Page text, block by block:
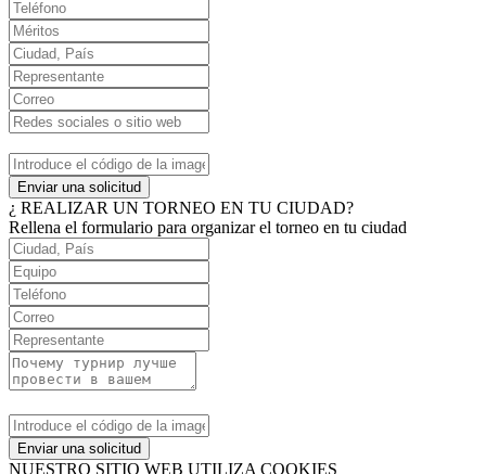
Enviar una solicitud
¿ REALIZAR UN TORNEO EN TU CIUDAD?
Rellena el formulario para organizar el torneo en tu ciudad
Enviar una solicitud
NUESTRO SITIO WEB UTILIZA COOKIES